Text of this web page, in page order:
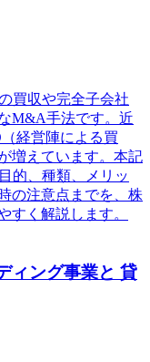
買収や完全子会社
M&A手法です。近
経営陣による買
増えています。本記
的、種類、メリッ
の注意点までを、株
すく解説します。
ィング事業と 貸